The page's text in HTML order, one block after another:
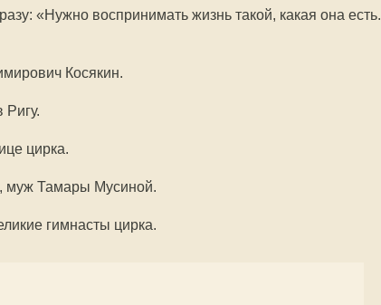
«Нужно воспринимать жизнь такой, какая она есть.
Косякин.
Ригу.
цирка.
муж Тамары Мусиной.
гимнасты цирка.